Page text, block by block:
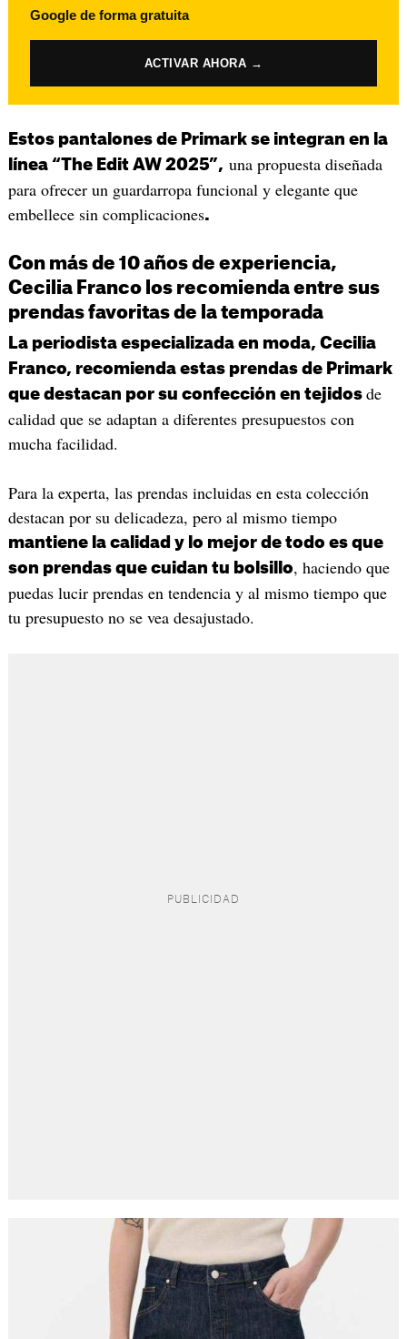
Google de forma gratuita
ACTIVAR AHORA →
Estos pantalones de Primark se integran en la
línea “The Edit AW 2025”, una propuesta diseñada
para ofrecer un guardarropa funcional y elegante que
embellece sin complicaciones.
Con más de 10 años de experiencia,
Cecilia Franco los recomienda entre sus
prendas favoritas de la temporada
La periodista especializada en moda, Cecilia
Franco, recomienda estas prendas de Primark
que destacan por su confección en tejidos de
calidad que se adaptan a diferentes presupuestos con
mucha facilidad.
Para la experta, las prendas incluidas en esta colección
destacan por su delicadeza, pero al mismo tiempo
mantiene la calidad y lo mejor de todo es que
son prendas que cuidan tu bolsillo, haciendo que
puedas lucir prendas en tendencia y al mismo tiempo que
tu presupuesto no se vea desajustado.